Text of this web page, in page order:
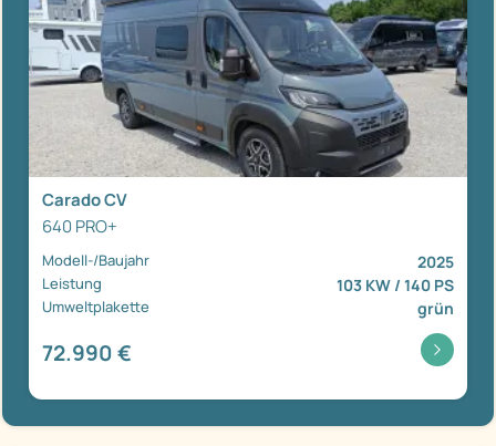
Carado CV
640 PRO+
Modell-/Baujahr 2025
Leistung 103 KW / 140 PS
Umweltplakette grün
72.990 €